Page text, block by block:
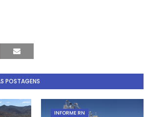
POSTAGENS
INFORME RN